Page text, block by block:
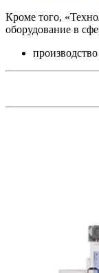
Кроме того,
оборудование в